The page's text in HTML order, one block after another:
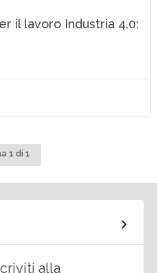
il lavoro Industria 4.0:
1 di 1
alla